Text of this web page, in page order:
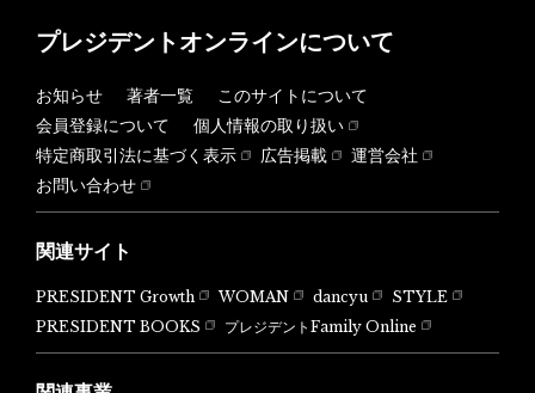
プレジデントオンラインについて
お知らせ 著者一覧
このサイトについて
会員登録について
個人情報の取り扱い
特定商取引法に基づく表示
広告掲載
運営会社
お問い合わせ
関連サイト
PRESIDENT Growth WOMAN dancyu
STYLE
PRESIDENT BOOKS
プレジデントFamily Online